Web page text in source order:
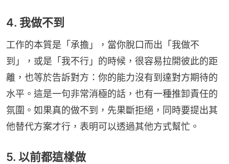
4. 我做不到
工作的本質是「承擔」，當你脫口而出「我做不
到」，或是「我不行」的時候，很容易拉開彼此的距
離，也等於告訴對方：你的能力沒有到達對方期待的
水平。這是一句非常消極的話，也有一種推卸責任的
氛圍。如果真的做不到，先果斷拒絕，同時要提出其
他替代方案才行，表明可以透過其他方式幫忙。
5. 以前都這樣做